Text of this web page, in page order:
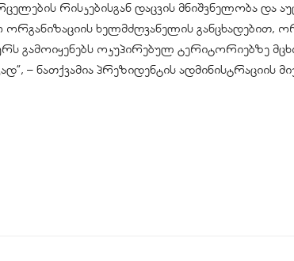
რისკებისგან დაცვის მნიშვნელობა და
ხელმძღვანელის განცხადებით,
გამოიყენებს ოკუპირებულ ტერიტორიებზე
– ნათქვამია პრეზიდენტის ადმინისტრაციის